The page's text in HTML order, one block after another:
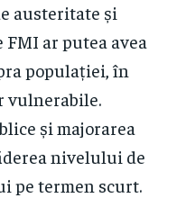
austeritate și
ar putea avea
populației, în
vulnerabile.
și majorarea
nivelului de
pe termen scurt.